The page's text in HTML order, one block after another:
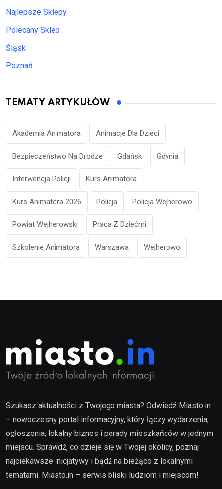
Najlepsze Sklepy
Polecany Sklep
Śląsk
Poznań
TEMATY ARTYKUŁÓW
Akademia Animatora Animacje Dla Dzieci
Bezpieczeństwo Na Drodze Gdańsk Gdynia
Interwencja Policji Kurs Animatora
Kurs Animatora 2026 Policja Policja Wejherowo
Powiat Wejherowski Praca Z Dziećmi
Szkolenie Animatora Warszawa Wejherowo
Szukasz aktualności z Twojego miasta? Odwiedź Miasto.in
– nowoczesny portal informacyjny, który łączy wydarzenia,
ogłoszenia, lokalny biznes i porady mieszkańców w jednym
miejscu. Sprawdź, co dzieje się w Twojej okolicy, poznaj
najciekawsze inicjatywy i bądź na bieżąco z lokalnymi
tematami. Miasto.in – serwis bliski ludziom i miejscom!